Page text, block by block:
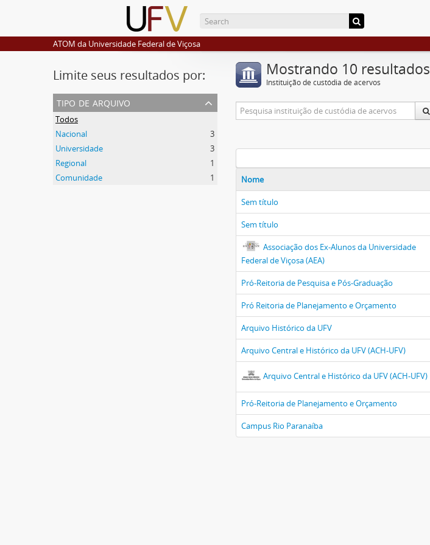
ATOM da Universidade Federal de Viçosa
Limite seus resultados por:
tipo de arquivo
Todos
Nacional
3
Universidade
3
Regional
1
Comunidade
1
Mostrando 10 resultados
Instituição de custódia de acervos
Nome
Sem título
Sem título
Associação dos Ex-Alunos da Universidade
Federal de Viçosa (AEA)
Pró-Reitoria de Pesquisa e Pós-Graduação
Pró Reitoria de Planejamento e Orçamento
Arquivo Histórico da UFV
Arquivo Central e Histórico da UFV (ACH-UFV)
Arquivo Central e Histórico da UFV (ACH-UFV)
Pró-Reitoria de Planejamento e Orçamento
Campus Rio Paranaíba